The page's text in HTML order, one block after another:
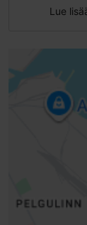
Lue